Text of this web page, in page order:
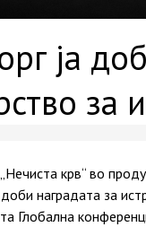
ја
за
крв“ во
наградата за
Глобална